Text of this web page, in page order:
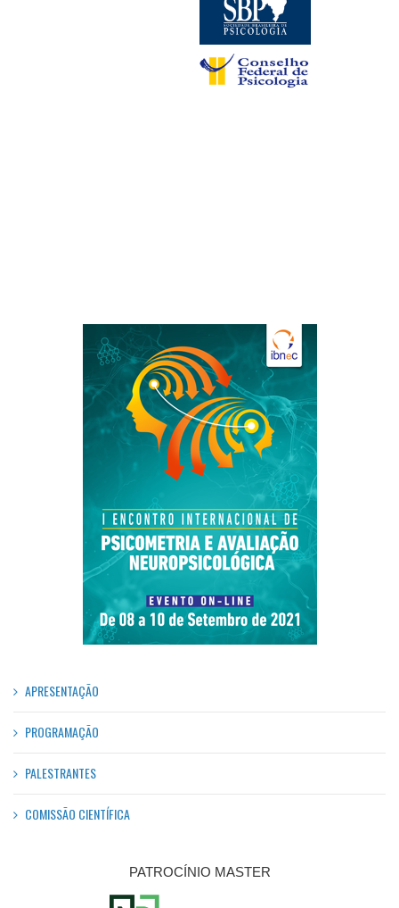
APRESENTAÇÃO
PROGRAMAÇÃO
PALESTRANTES
COMISSÃO CIENTÍFICA
PATROCÍNIO MASTER